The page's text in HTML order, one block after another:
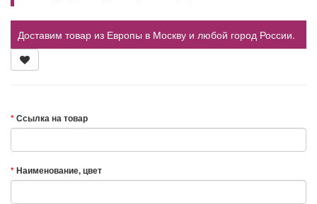
Доставим товар из Европы в Москву и любой город России.
Ссылка на товар
Наименование, цвет